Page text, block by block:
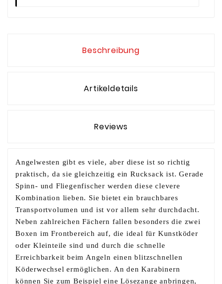
Beschreibung
Artikeldetails
Reviews
Angelwesten gibt es viele, aber diese ist so richtig
praktisch, da sie gleichzeitig ein Rucksack ist. Gerade
Spinn- und Fliegenfischer werden diese clevere
Kombination lieben. Sie bietet ein brauchbares
Transportvolumen und ist vor allem sehr durchdacht.
Neben zahlreichen Fächern fallen besonders die zwei
Boxen im Frontbereich auf, die ideal für Kunstköder
oder Kleinteile sind und durch die schnelle
Erreichbarkeit beim Angeln einen blitzschnellen
Köderwechsel ermöglichen. An den Karabinern
können Sie zum Beispiel eine Lösezange anbringen,